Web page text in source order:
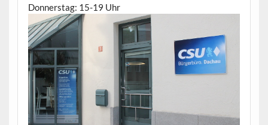
Donnerstag: 15-19 Uhr